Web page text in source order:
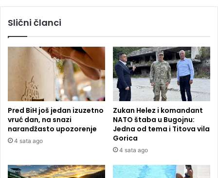
Slični članci
Pred BiH još jedan izuzetno
vruć dan, na snazi
narandžasto upozorenje
4 sata ago
Zukan Helez i komandant
NATO štaba u Bugojnu:
Jedna od tema i Titova vila
Gorica
4 sata ago